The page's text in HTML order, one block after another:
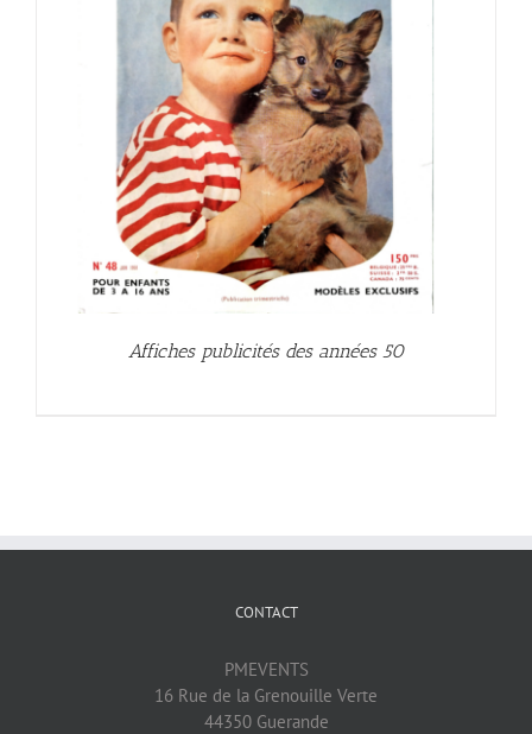
Affiches publicités des années 50
CONTACT
PMEVENTS
16 Rue de la Grenouille Verte
44350 Guerande